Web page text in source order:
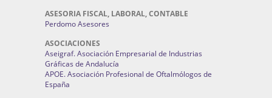
ASESORIA FISCAL, LABORAL, CONTABLE
Perdomo Asesores
ASOCIACIONES
Aseigraf. Asociación Empresarial de Industrias
Gráficas de Andalucía
APOE. Asociación Profesional de Oftalmólogos de
España